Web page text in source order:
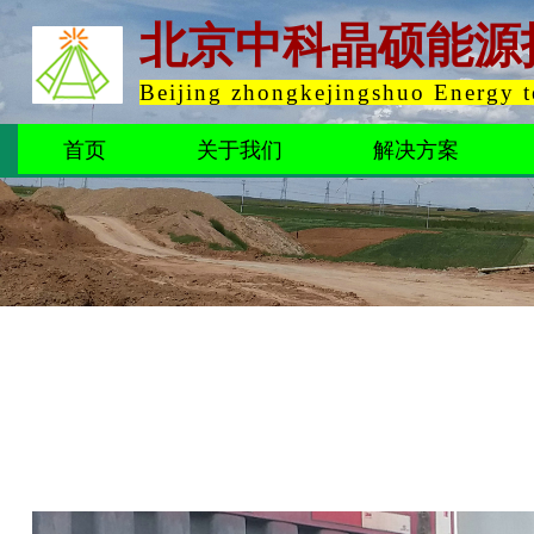
首页 关于我们 解决方案
北京中科晶硕能
Beijing zhongkejingshuo Energy